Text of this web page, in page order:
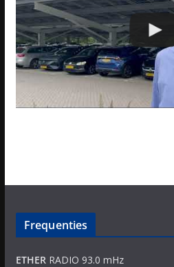
Frequenties
ETHERRADIO 93.0 mHz